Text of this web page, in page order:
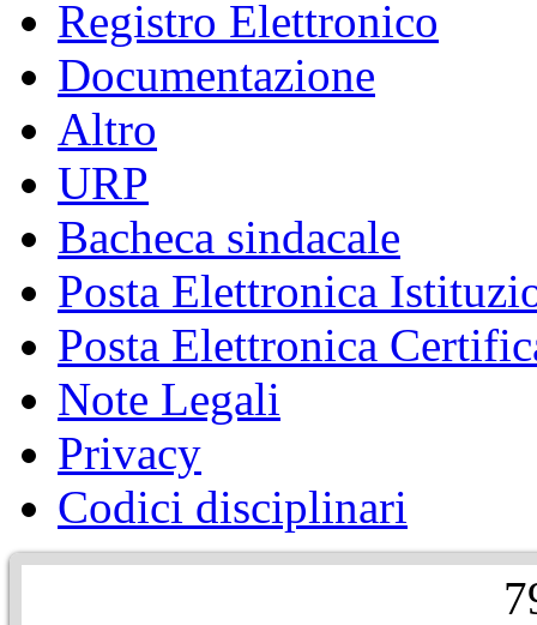
Registro Elettronico
Documentazione
Altro
URP
Bacheca sindacale
Posta Elettronica
Posta Elettronica
Note Legali
Privacy
Codici disciplinari
7